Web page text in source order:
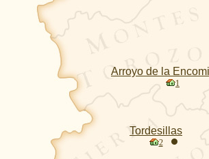
Arroyo de la
1
Tordesillas
2